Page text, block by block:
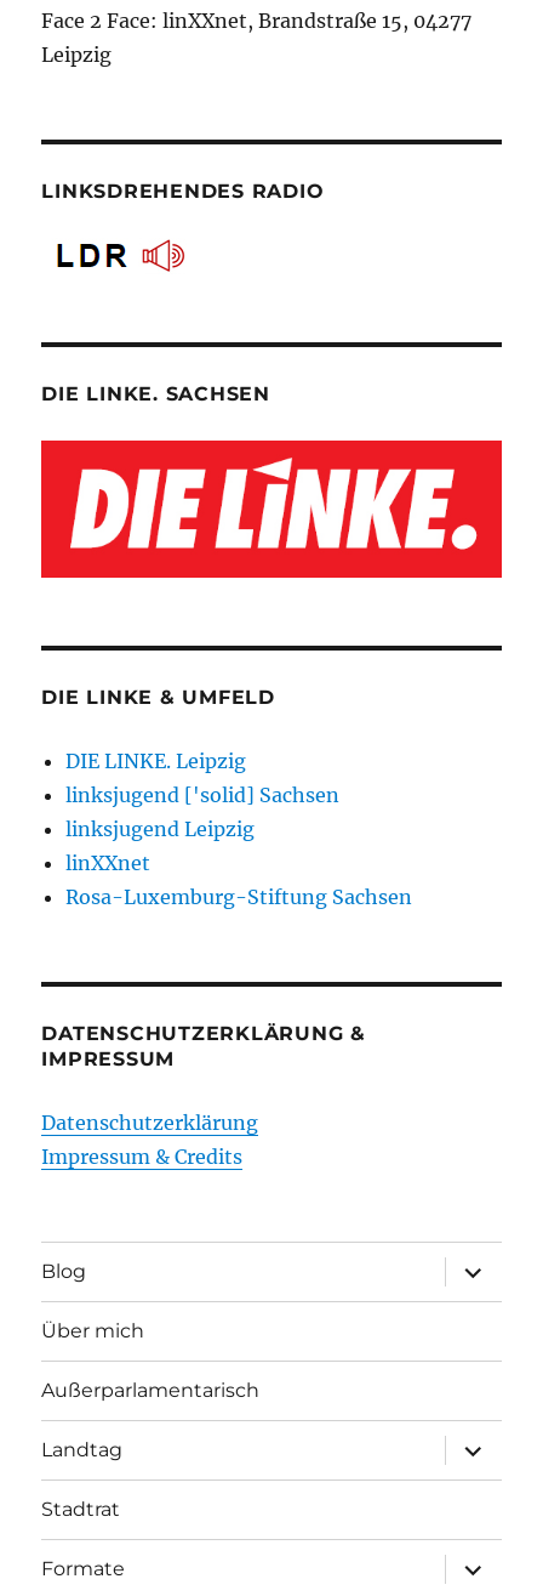
Face 2 Face: linXXnet, Brandstraße 15, 04277
Leipzig
LINKSDREHENDES RADIO
DIE LINKE. SACHSEN
DIE LINKE & UMFELD
DIE LINKE. Leipzig
linksjugend ['solid] Sachsen
linksjugend Leipzig
linXXnet
Rosa-Luxemburg-Stiftung Sachsen
DATENSCHUTZERKLÄRUNG &
IMPRESSUM
Datenschutzerklärung
Impressum & Credits
Blog
öffnen
Über mich
Außerparlamentarisch
Landtag
öffnen
Stadtrat
Formate
öffnen